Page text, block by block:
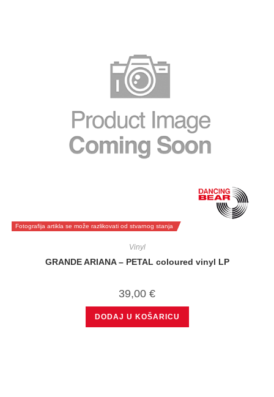
Fotografija artikla se može razlikovati od stvarnog stanja
Vinyl
GRANDE ARIANA – PETAL coloured vinyl LP
39,00 €
DODAJ U KOŠARICU